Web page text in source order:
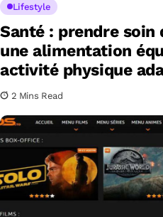
Lifestyle
Santé : prendre soin
une alimentation
activité physique
2 Mins Read